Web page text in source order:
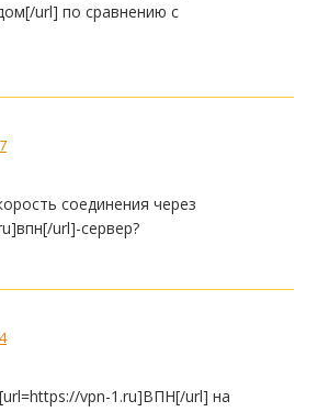
url] по сравнению с
соединения через
url]-сервер?
vpn-1.ru]ВПН[/url] на